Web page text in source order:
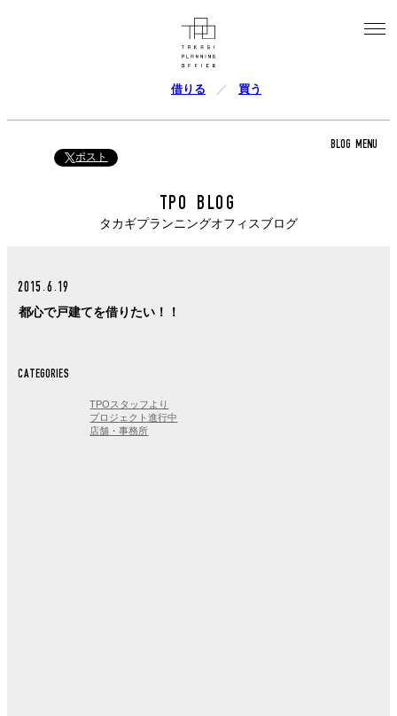
借りる 買う
ポスト
BLOG MENU
TPO BLOG
タカギプランニングオフィスブログ
2015.6.19
都心で戸建てを借りたい！！
CATEGORIES
TPOスタッフより
プロジェクト進行中
店舗・事務所